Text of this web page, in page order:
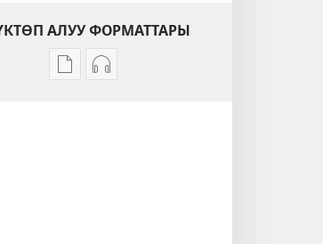
АЛУУ ФОРМАТТАРЫ
АдабияттыАудиолорду